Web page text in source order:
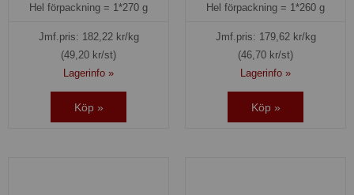
Hel förpackning = 1*270 g
Jmf.pris: 182,22kr/kg
(49,20 kr/st)
Lagerinfo »
Köp »
Hel förpackning = 1*260 g
Jmf.pris: 179,62kr/kg
(46,70 kr/st)
Lagerinfo »
Köp »